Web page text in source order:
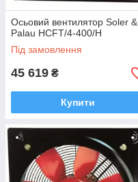
Осьовий вентилятор Soler &
Palau HCFT/4-400/H
Під замовлення
45 619 ₴
Купити